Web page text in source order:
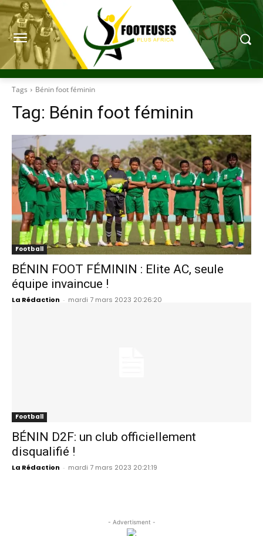
Tags Bénin foot féminin
Tag: Bénin foot féminin
Football
BÉNIN FOOT FÉMININ : Elite AC, seule
équipe invaincue !
La Rédaction - mardi 7 mars 2023 20:26:20
Football
BÉNIN D2F: un club officiellement
disqualifié !
La Rédaction - mardi 7 mars 2023 20:21:19
- Advertisment -